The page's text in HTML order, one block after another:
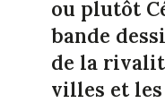
ou plutôt
bande
de la
villes et